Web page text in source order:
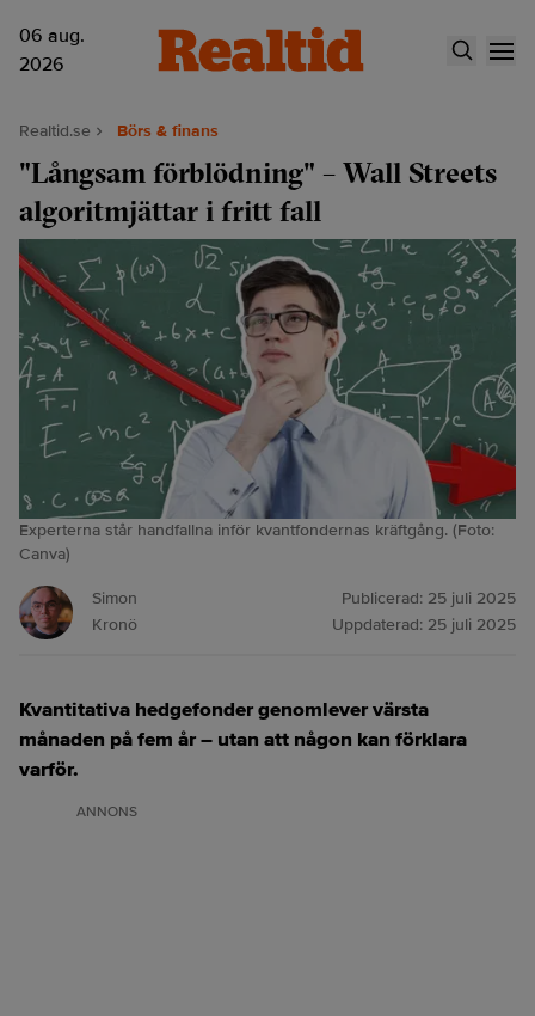
06 aug.
2026
Realtid.se Börs & finans
"Långsam förblödning" – Wall Streets
algoritmjättar i fritt fall
Experterna står handfallna inför kvantfondernas kräftgång. (Foto:
Canva)
Simon
Kronö
Publicerad: 25 juli 2025
Uppdaterad: 25 juli 2025
Kvantitativa hedgefonder genomlever värsta
månaden på fem år – utan att någon kan förklara
varför.
ANNONS